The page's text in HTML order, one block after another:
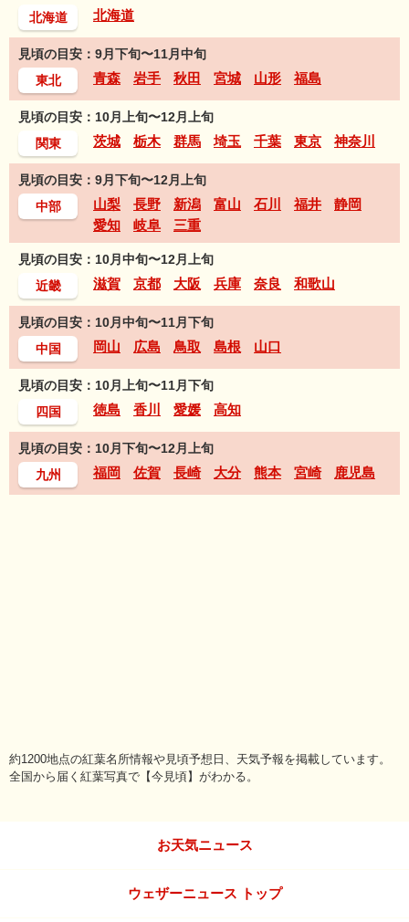
北海道
北海道
見頃の目安：9月下旬〜11月中旬
東北
青森 岩手 秋田 宮城 山形 福島
見頃の目安：10月上旬〜12月上旬
関東
茨城 栃木 群馬 埼玉 千葉 東京 神奈川
見頃の目安：9月下旬〜12月上旬
中部
山梨 長野 新潟 富山 石川 福井
静岡
愛知
岐阜 三重
見頃の目安：10月中旬〜12月上旬
近畿
滋賀 京都 大阪 兵庫 奈良 和歌山
見頃の目安：10月中旬〜11月下旬
中国
岡山 広島 鳥取 島根 山口
見頃の目安：10月上旬〜11月下旬
四国
徳島 香川 愛媛 高知
見頃の目安：10月下旬〜12月上旬
九州
福岡 佐賀 長崎 大分 熊本 宮崎 鹿児島
約1200地点の紅葉名所情報や見頃予想日、天気予報を掲載しています。
全国から届く紅葉写真で【今見頃】がわかる。
お天気ニュース
ウェザーニュース トップ